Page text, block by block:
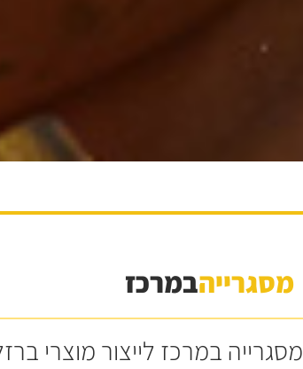
מסגרייהבמרכז
מסגרייה במרכז לייצור מוצרי